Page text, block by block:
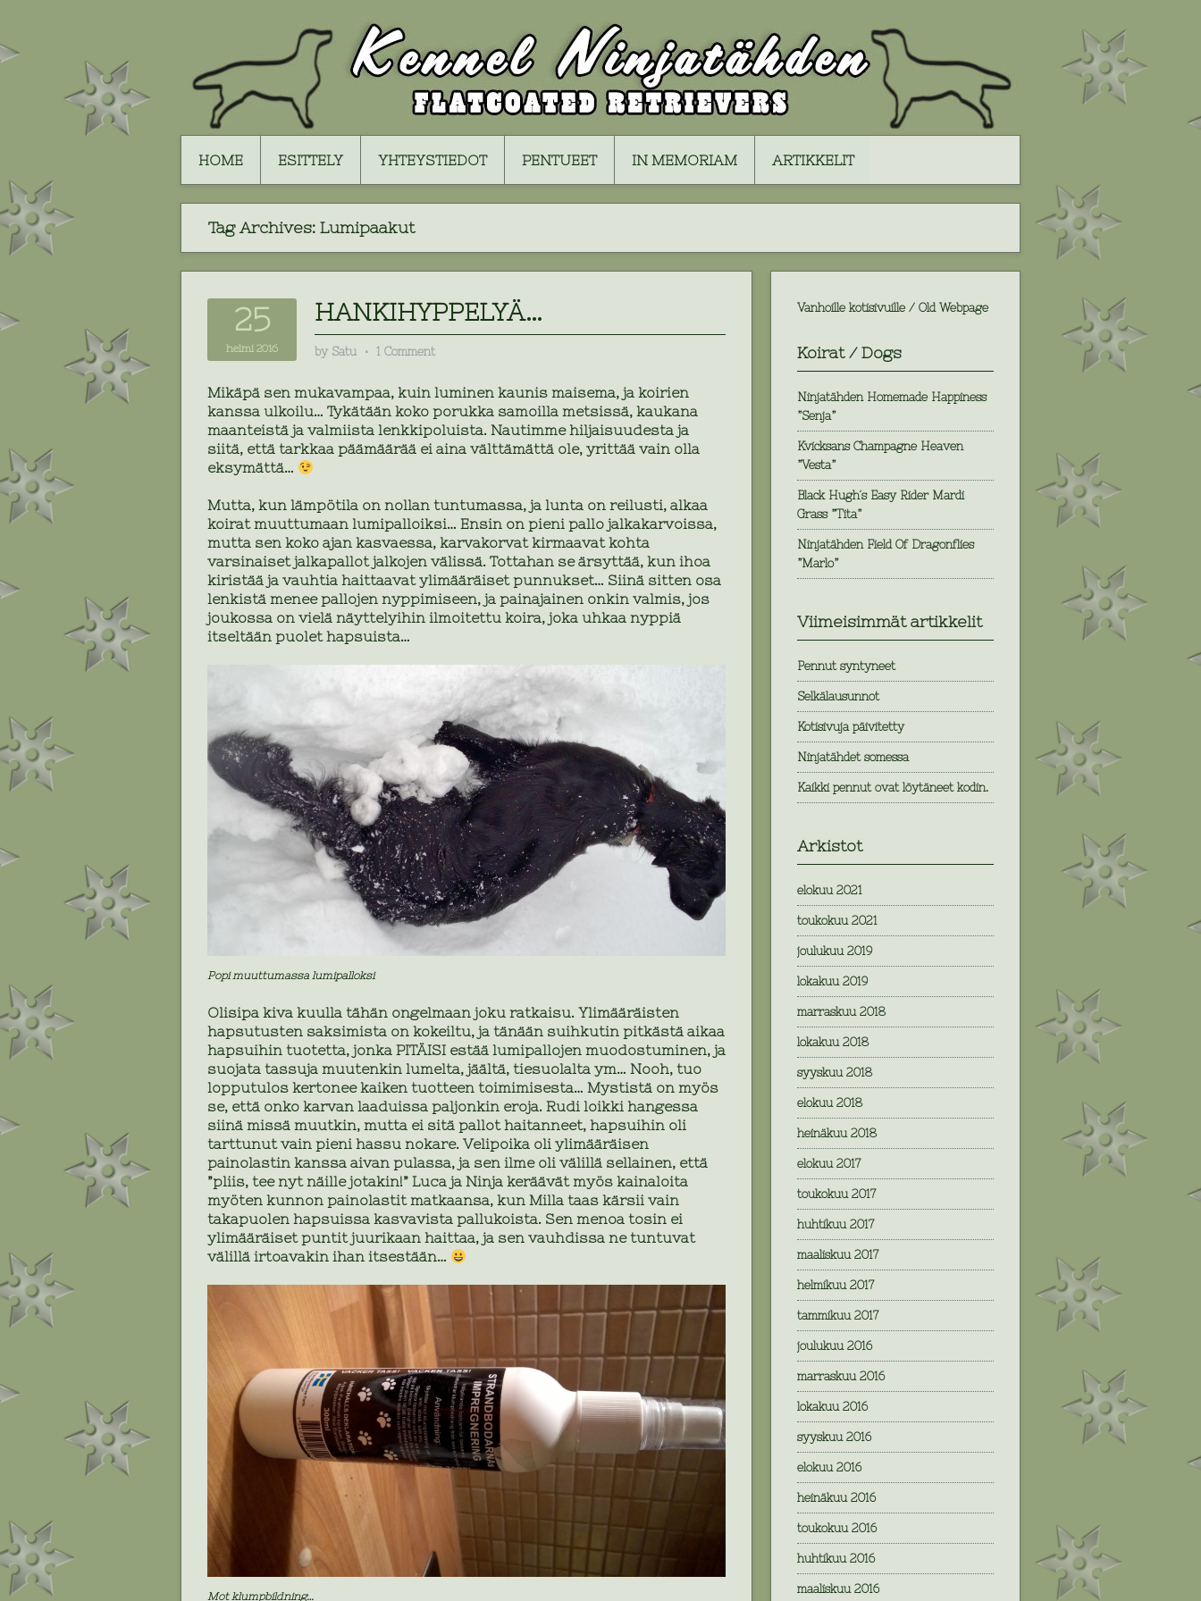
HOME ESITTELY YHTEYSTIEDOT PENTUEET IN MEMORIAM ARTIKKELIT
Tag Archives: Lumipaakut
25
helmi 2016
HANKIHYPPELYÄ…
by Satu ⋅ 1 Comment
Mikäpä sen mukavampaa, kuin luminen kaunis maisema, ja koirien
kanssa ulkoilu… Tykätään koko porukka samoilla metsissä, kaukana
maanteistä ja valmiista lenkkipoluista. Nautimme hiljaisuudesta ja
siitä, että tarkkaa päämäärää ei aina välttämättä ole, yrittää vain olla
eksymättä…
Mutta, kun lämpötila on nollan tuntumassa, ja lunta on reilusti, alkaa
koirat muuttumaan lumipalloiksi… Ensin on pieni pallo jalkakarvoissa,
mutta sen koko ajan kasvaessa, karvakorvat kirmaavat kohta
varsinaiset jalkapallot jalkojen välissä. Tottahan se ärsyttää, kun ihoa
kiristää ja vauhtia haittaavat ylimääräiset punnukset… Siinä sitten osa
lenkistä menee pallojen nyppimiseen, ja painajainen onkin valmis, jos
joukossa on vielä näyttelyihin ilmoitettu koira, joka uhkaa nyppiä
itseltään puolet hapsuista…
Popi muuttumassa lumipalloksi
Olisipa kiva kuulla tähän ongelmaan joku ratkaisu. Ylimääräisten
hapsutusten saksimista on kokeiltu, ja tänään suihkutin pitkästä aikaa
hapsuihin tuotetta, jonka PITÄISI estää lumipallojen muodostuminen, ja
suojata tassuja muutenkin lumelta, jäältä, tiesuolalta ym… Nooh, tuo
lopputulos kertonee kaiken tuotteen toimimisesta… Mystistä on myös
se, että onko karvan laaduissa paljonkin eroja. Rudi loikki hangessa
siinä missä muutkin, mutta ei sitä pallot haitanneet, hapsuihin oli
tarttunut vain pieni hassu nokare. Velipoika oli ylimääräisen
painolastin kanssa aivan pulassa, ja sen ilme oli välillä sellainen, että
”pliis, tee nyt näille jotakin!” Luca ja Ninja keräävät myös kainaloita
myöten kunnon painolastit matkaansa, kun Milla taas kärsii vain
takapuolen hapsuissa kasvavista pallukoista. Sen menoa tosin ei
ylimääräiset puntit juurikaan haittaa, ja sen vauhdissa ne tuntuvat
välillä irtoavakin ihan itsestään…
Mot klumpbildning…
Vanhoille kotisivuille / Old Webpage
Koirat / Dogs
Ninjatähden Homemade Happiness
”Senja”
Kvicksans Champagne Heaven
”Vesta”
Black Hugh´s Easy Rider Mardi
Grass ”Tita”
Ninjatähden Field Of Dragonflies
”Marlo”
Viimeisimmät artikkelit
Pennut syntyneet
Selkälausunnot
Kotisivuja päivitetty
Ninjatähdet somessa
Kaikki pennut ovat löytäneet kodin.
Arkistot
elokuu 2021
toukokuu 2021
joulukuu 2019
lokakuu 2019
marraskuu 2018
lokakuu 2018
syyskuu 2018
elokuu 2018
heinäkuu 2018
elokuu 2017
toukokuu 2017
huhtikuu 2017
maaliskuu 2017
helmikuu 2017
tammikuu 2017
joulukuu 2016
marraskuu 2016
lokakuu 2016
syyskuu 2016
elokuu 2016
heinäkuu 2016
toukokuu 2016
huhtikuu 2016
maaliskuu 2016